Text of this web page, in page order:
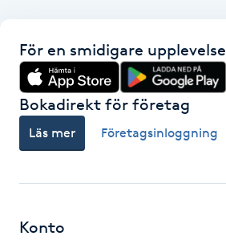
Kiropraktik
Klangmassage
Klippning
För en smidigare upplevelse
Bokadirekt för företag
Läs mer Företagsinloggning
Konto